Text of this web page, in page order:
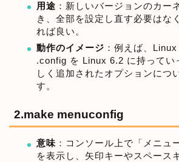
用途 ：新しいバージョンのカー
き、全部を設定し直す必要はな
れば良い。
動作のイメージ ：例えば、
.config を Linux 6.2 に持ってい
しく追加されたオプションにつ
す。
2.make menuconfig
意味 ：コンソール上で「メニュ
を表示し、矢印キーやスペース